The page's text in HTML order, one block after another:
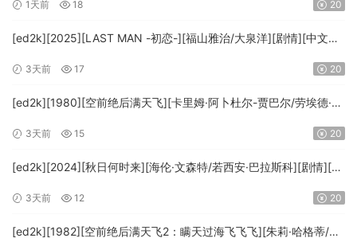
1天前 18 20
[ed2k][2025][LAST MAN -初恋-][福山雅治/大泉洋][剧情][中文字
3天前 17 20
[ed2k][1980][空前绝后满天飞][卡里姆·阿卜杜尔-贾巴尔/劳埃德·布
HD.MA5.1.x265.10bit-BeiTai]
3天前 15 20
[ed2k][2024][秋日何时来][海伦·文森特/若西安·巴拉斯科][剧情][中
FRDS]
3天前 12 20
[ed2k][1982][空前绝后满天飞2：瞒天过海飞飞飞][朱莉·哈格蒂/罗